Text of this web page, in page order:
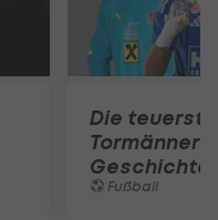
Die
Tormänner
Geschichte
Fußball